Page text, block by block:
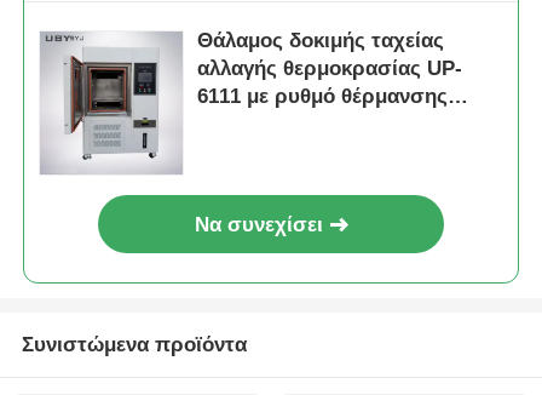
Θάλαμος δοκιμής ταχείας
αλλαγής θερμοκρασίας UP-
6111 με ρυθμό θέρμανσης
Να συνεχίσει
Συνιστώμενα προϊόντα